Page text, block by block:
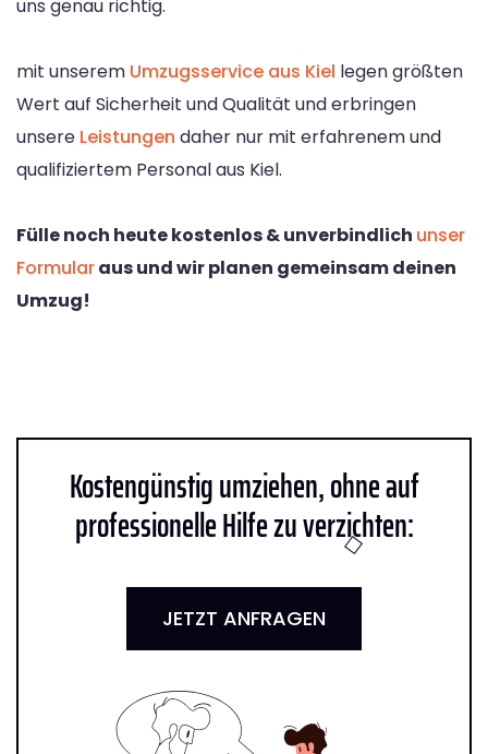
uns genau richtig.
mit unserem Umzugsservice aus Kiel legen größten
Wert auf Sicherheit und Qualität und erbringen
unsere Leistungen daher nur mit erfahrenem und
qualifiziertem Personal aus Kiel.
Fülle noch heute kostenlos & unverbindlich unser
Formularaus und wir planen gemeinsam deinen
Umzug!
Kostengünstig umziehen, ohne auf
professionelle Hilfe zu verzichten:
JETZT ANFRAGEN